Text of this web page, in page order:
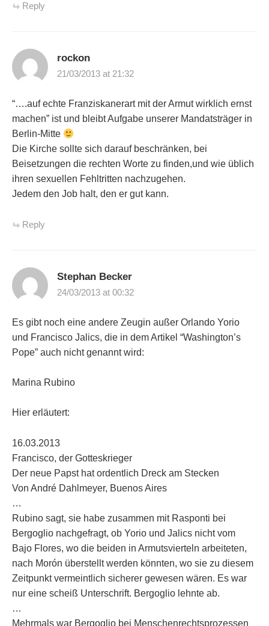
Reply
rockon
21/03/2013 at 21:32
“….auf echte Franziskanerart mit der Armut wirklich ernst
machen” ist und bleibt Aufgabe unserer Mandatsträger in
Berlin-Mitte
Die Kirche sollte sich darauf beschränken, bei
Beisetzungen die rechten Worte zu finden,und wie üblich
ihren sexuellen Fehltritten nachzugehen.
Jedem den Job halt, den er gut kann.
Reply
Stephan Becker
24/03/2013 at 00:32
Es gibt noch eine andere Zeugin außer Orlando Yorio
und Francisco Jalics, die in dem Artikel “Washington’s
Pope” auch nicht genannt wird:
Marina Rubino
Hier erläutert:
16.03.2013
Francisco, der Gotteskrieger
Der neue Papst hat ordentlich Dreck am Stecken
Von André Dahlmeyer, Buenos Aires
…
Rubino sagt, sie habe zusammen mit Rasponti bei
Bergoglio nachgefragt, ob Yorio und Jalics nicht vom
Bajo Flores, wo die beiden in Armutsvierteln arbeiteten,
nach Morón überstellt werden könnten, wo sie zu diesem
Zeitpunkt vermeintlich sicherer gewesen wären. Es war
nur eine scheiß Unterschrift. Bergoglio lehnte ab.
…
Mehrmals war Bergoglio bei Menschenrechtsprozessen